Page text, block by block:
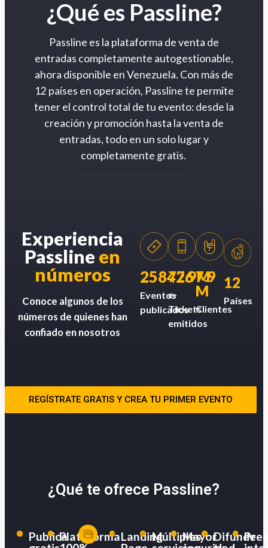
¿Qué es Passline?
Passline es la plataforma de venta de
entradas completamente autogestionable,
ahora disponible en Venezuela. Con más de
12 países en operación, Passline te permite
tener el control total de tu evento: desde la
creación y promoción hasta la venta de
entradas, todo en un solo lugar y
completamente gratis.
Experiencia
Passline en
números
Conoce algunos de los
números de quienes han
confiado en nosotros
258426
Eventos
publicados
77.9M
e-
Tickets
emitidos
7.9
M
Clientes
12
Países
REGÍSTRATE GRATIS Y CREA TU PRIMER EVENTO
¿Qué te ofrece Passline?
PublicaPlataformaLandingMúltiplesMayorDifunde